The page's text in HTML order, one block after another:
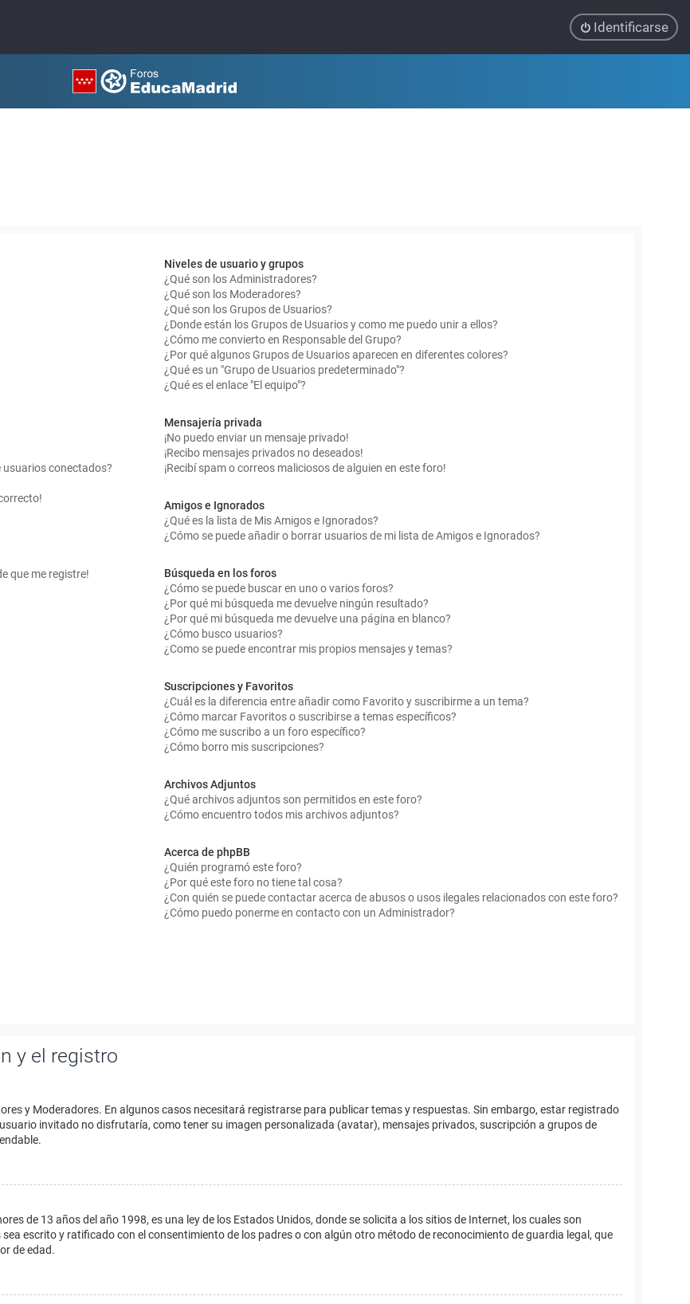
Identificarse
usuarios conectados?
que me registre!
Niveles de usuario y grupos
¿Qué son los Administradores?
¿Qué son los Moderadores?
¿Qué son los Grupos de Usuarios?
¿Donde están los Grupos de Usuarios y como me puedo unir a ellos?
¿Cómo me convierto en Responsable del Grupo?
¿Por qué algunos Grupos de Usuarios aparecen en diferentes colores?
¿Qué es un "Grupo de Usuarios predeterminado"?
¿Qué es el enlace "El equipo"?
Mensajería privada
¡No puedo enviar un mensaje privado!
¡Recibo mensajes privados no deseados!
¡Recibí spam o correos maliciosos de alguien en este foro!
Amigos e Ignorados
¿Qué es la lista de Mis Amigos e Ignorados?
¿Cómo se puede añadir o borrar usuarios de mi lista de Amigos e Ignorados?
Búsqueda en los foros
¿Cómo se puede buscar en uno o varios foros?
¿Por qué mi búsqueda me devuelve ningún resultado?
¿Por qué mi búsqueda me devuelve una página en blanco?
¿Cómo busco usuarios?
¿Como se puede encontrar mis propios mensajes y temas?
Suscripciones y Favoritos
¿Cuál es la diferencia entre añadir como Favorito y suscribirme a un tema?
¿Cómo marcar Favoritos o suscribirse a temas específicos?
¿Cómo me suscribo a un foro específico?
¿Cómo borro mis suscripciones?
Archivos Adjuntos
¿Qué archivos adjuntos son permitidos en este foro?
¿Cómo encuentro todos mis archivos adjuntos?
Acerca de phpBB
¿Quién programó este foro?
¿Por qué este foro no tiene tal cosa?
¿Con quién se puede contactar acerca de abusos o usos ilegales relacionados con este foro?
¿Cómo puedo ponerme en contacto con un Administrador?
y el registro
y Moderadores. En algunos casos necesitará registrarse para publicar temas y respuestas. Sin embargo, estar registrado
invitado no disfrutaría, como tener su imagen personalizada (avatar), mensajes privados, suscripción a grupos de
de 13 años del año 1998, es una ley de los Estados Unidos, donde se solicita a los sitios de Internet, los cuales son
escrito y ratificado con el consentimiento de los padres o con algún otro método de reconocimiento de guardia legal, que
de edad.